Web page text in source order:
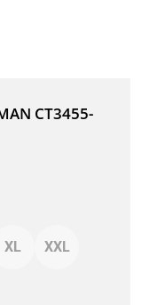
CT3455-
XL XXL